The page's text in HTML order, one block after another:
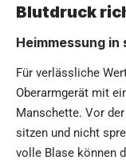
Blutdruck
Heimmessung
Für verlässliche
Oberarmgerät mit
Manschette. Vor
sitzen und nicht
volle Blase können